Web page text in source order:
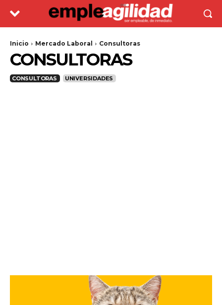
Inicio Mercado Laboral Consultoras
CONSULTORAS
CONSULTORAS UNIVERSIDADES